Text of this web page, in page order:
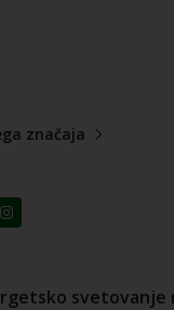
značaja
svetovanje